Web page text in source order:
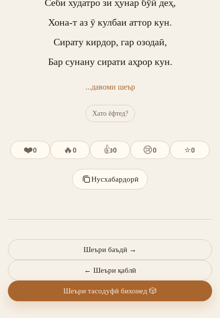
Себи худатро зи ҳунар бӯй деҳ,
Хона-т аз ӯ кулбаи аттор кун.
Сирату кирдор, гар озодаӣ,
Бар сунану сирати аҳрор кун.
...давоми шеър
Хато ёфтед?
❤️0 🔥0 👍0 😢0 ⭐0
Нусхабардорӣ
← Шеъри қаблӣ
Шеъри баъдӣ →
Шеъри тасодуфӣ бихонед 🎲